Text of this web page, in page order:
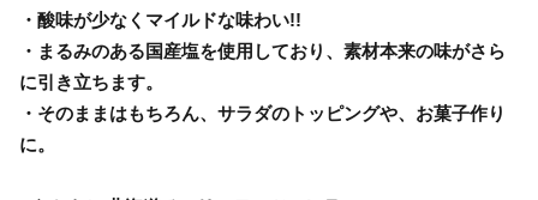
・酸味が少なくマイルドな味わい!!
・まるみのある国産塩を使用しており、素材本来の味がさら
に引き立ちます。
・そのままはもちろん、サラダのトッピングや、お菓子作り
に。